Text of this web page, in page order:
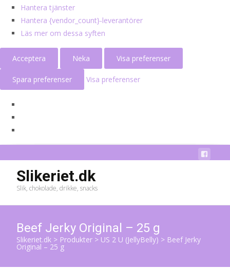
Hantera tjänster
Hantera {vendor_count}-leverantörer
Läs mer om dessa syften
Acceptera Neka Visa preferenser
Spara preferenser Visa preferenser
Slikeriet.dk
Slik, chokolade, drikke, snacks
Beef Jerky Original – 25 g
Slikeriet.dk > Produkter > US 2 U (JellyBelly) > Beef Jerky
Original – 25 g